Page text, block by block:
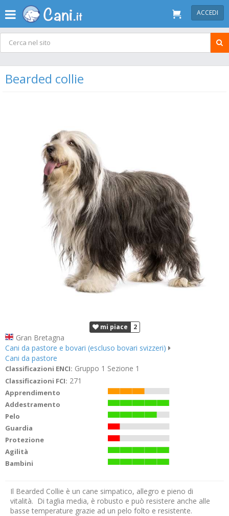
ACCEDI
Bearded collie
mi piace 2
Gran Bretagna
Cani da pastore e bovari (escluso bovari svizzeri)
Cani da pastore
Classificazioni ENCI: Gruppo 1 Sezione 1
Classificazioni FCI: 271
Apprendimento
Addestramento
Pelo
Guardia
Protezione
Agilità
Bambini
Il Bearded Collie è un cane simpatico, allegro e pieno di
vitalità. Di taglia media, è robusto e può resistere anche alle
basse temperature grazie ad un pelo folto e resistente.